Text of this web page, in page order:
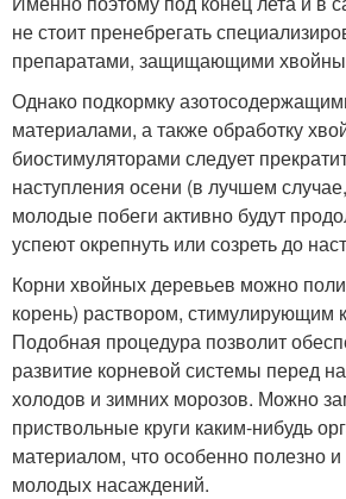
не стоит пренебрегать
препаратами, защищающими
Однако подкормку
материалами, а также обработку
биостимуляторами следует
наступления осени (в лучшем
молодые побеги активно будут
успеют окрепнуть или созреть до
Корни хвойных деревьев можно
корень) раствором, стимулирующим
Подобная процедура позволит
развитие корневой системы перед
холодов и зимних морозов. Можно
приствольные круги каким-нибудь
материалом, что особенно полезно
молодых насаждений.